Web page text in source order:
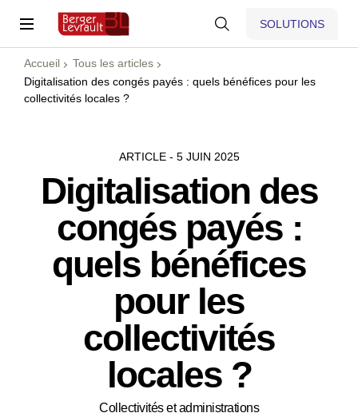
SOLUTIONS
Accueil
Tous les articles
Digitalisation des congés payés : quels bénéfices pour les
collectivités locales ?
ARTICLE - 5 JUIN 2025
Digitalisation des
congés payés :
quels bénéfices
pour les
collectivités
locales ?
Collectivités et administrations